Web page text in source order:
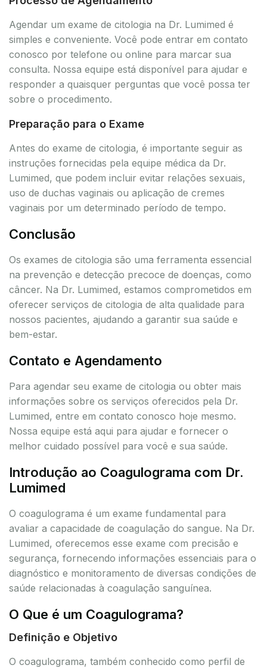
Agendar um exame de citologia na Dr. Lumimed é
simples e conveniente. Você pode entrar em contato
conosco por telefone ou online para marcar sua
consulta. Nossa equipe está disponível para ajudar e
responder a quaisquer perguntas que você possa ter
sobre o procedimento.
Preparação para o Exame
Antes do exame de citologia, é importante seguir as
instruções fornecidas pela equipe médica da Dr.
Lumimed, que podem incluir evitar relações sexuais,
uso de duchas vaginais ou aplicação de cremes
vaginais por um determinado período de tempo.
Conclusão
Os exames de citologia são uma ferramenta essencial
na prevenção e detecção precoce de doenças, como
câncer. Na Dr. Lumimed, estamos comprometidos em
oferecer serviços de citologia de alta qualidade para
nossos pacientes, ajudando a garantir sua saúde e
bem-estar.
Contato e Agendamento
Para agendar seu exame de citologia ou obter mais
informações sobre os serviços oferecidos pela Dr.
Lumimed, entre em contato conosco hoje mesmo.
Nossa equipe está aqui para ajudar e fornecer o
melhor cuidado possível para você e sua saúde.
Introdução ao Coagulograma com Dr.
Lumimed
O coagulograma é um exame fundamental para
avaliar a capacidade de coagulação do sangue. Na Dr.
Lumimed, oferecemos esse exame com precisão e
segurança, fornecendo informações essenciais para o
diagnóstico e monitoramento de diversas condições de
saúde relacionadas à coagulação sanguínea.
O Que é um Coagulograma?
Definição e Objetivo
O coagulograma, também conhecido como perfil de